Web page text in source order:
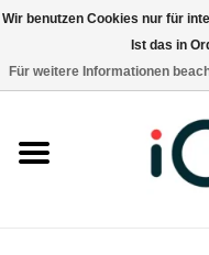
Marken
Wir benutzen Cookies nur für
Ist das in
Für weitere Informationen